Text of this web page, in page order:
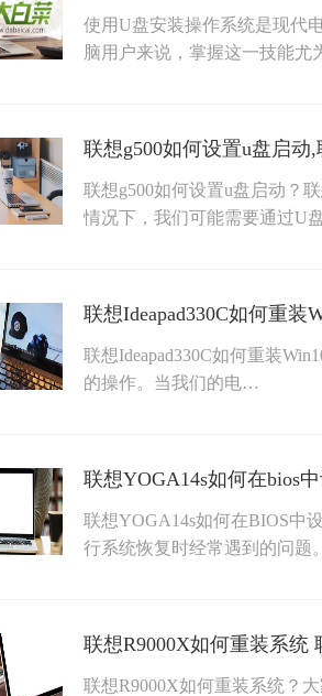
使用U盘安装操作系统是现代
脑用户来说，掌握这一技能
联想g500如何设置u盘启动
联想g500如何设置u盘启动？
情况下，我们可能需要通过U
联想Ideapad330C如何重装
联想Ideapad330C如何重装
的操作。当我们的电…
联想YOGA14s如何在bios
联想YOGA14s如何在BIOS中
行系统恢复时经常遇到的问题
联想R9000X如何重装系统？